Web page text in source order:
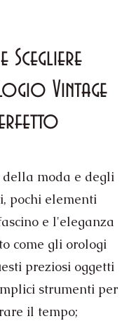
Scegliere
Vintage
moda e degli
pochi elementi
e l'eleganza
come gli orologi
preziosi oggetti
strumenti per
il tempo;